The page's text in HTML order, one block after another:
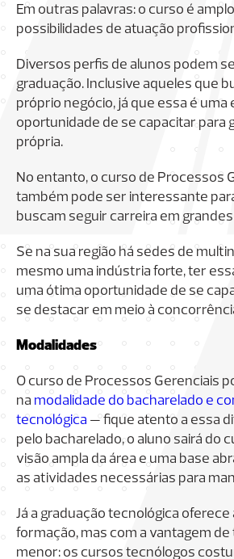
Em outras palavras: o curso é
possibilidades de atuação
Diversos perfis de alunos podem
graduação. Inclusive aqueles que
próprio negócio, já que essa é uma
oportunidade de se capacitar para
própria.
No entanto, o curso de Processos
também pode ser interessante
buscam seguir carreira em
Se na sua região há sedes de
mesmo uma indústria forte, ter
uma ótima oportunidade de se
se destacar em meio à
Modalidades
O curso de Processos Gerenciais
na modalidade do bacharelado e
tecnológica — fique atento a essa
pelo bacharelado, o aluno sairá do
visão ampla da área e uma base
as atividades necessárias para
Já a graduação tecnológica oferece
formação, mas com a vantagem
menor: os cursos tecnólogos